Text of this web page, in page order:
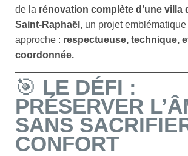
de la rénovation complète d’une villa
Saint-Raphaël , un projet
approche : respectueuse, technique,
coordonnée.
🎯 LE DÉFI :
PRÉSERVER
SANS
CONFORT